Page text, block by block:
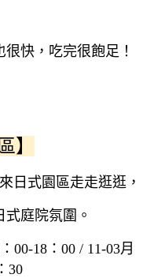
快，吃完很飽足！
】
日式園區走走逛逛，
庭院氛圍。
00-18：00 / 11-03月
30